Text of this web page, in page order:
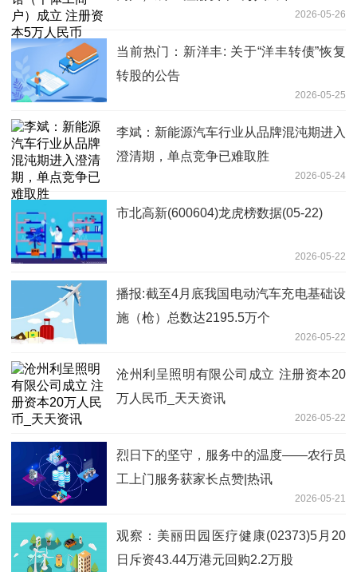
2026-05-26
当前热门：新洋丰: 关于“洋丰转债”恢复
转股的公告
2026-05-25
李斌：新能源汽车行业从品牌混沌期进入
澄清期，单点竞争已难取胜
2026-05-24
市北高新(600604)龙虎榜数据(05-22)
2026-05-22
播报:截至4月底我国电动汽车充电基础设
施（枪）总数达2195.5万个
2026-05-22
沧州利呈照明有限公司成立 注册资本20
万人民币_天天资讯
2026-05-22
烈日下的坚守，服务中的温度——农行员
工上门服务获家长点赞|热讯
2026-05-21
观察：美丽田园医疗健康(02373)5月20
日斥资43.44万港元回购2.2万股